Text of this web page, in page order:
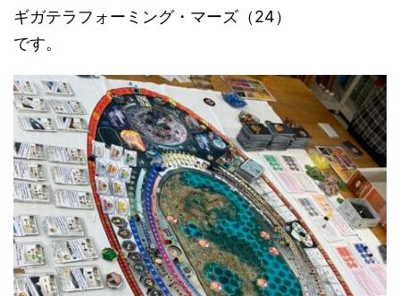
ギガテラフォーミング・マーズ（24）
です。